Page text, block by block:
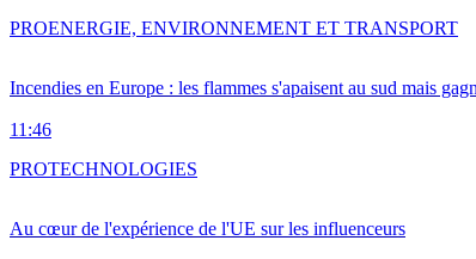
Incendies en Europe : les flammes s'apaisent au sud mais
11:46
PROENERGIE, ENVIRONNEMENT ET TRANSPORT
Au cœur de l'expérience de l'UE sur les influenceurs
PROTECHNOLOGIES